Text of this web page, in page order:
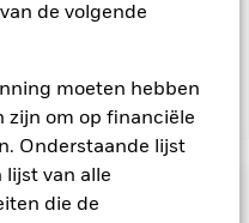
de volgende
moeten hebben
zijn om op financiële
Onderstaande lijst
lijst van alle
die de
verliezen mogelijk hun
Toon minder
Index Fund (IE)